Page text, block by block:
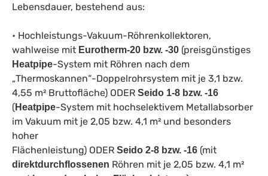
Lebensdauer, bestehend aus:
• Hochleistungs-Vakuum-Röhrenkollektoren,
wahlweise mit Eurotherm-20 bzw. -30 (preisgünstiges
Heatpipe-System mit Röhren nach dem
„Thermoskannen“-Doppelrohrsystem mit je 3,1 bzw.
4,55 m² Bruttofläche) ODER Seido 1-8 bzw. -16
(Heatpipe-System mit hochselektivem Metallabsorber
im Vakuum mit je 2,05 bzw. 4,1 m² und besonders
hoher
Flächenleistung) ODER Seido 2-8 bzw. -16 (mit
direktdurchflossenen Röhren mit je 2,05 bzw. 4,1 m²